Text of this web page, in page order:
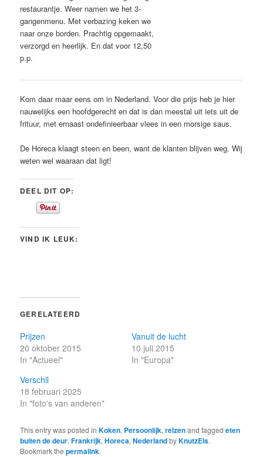
restaurantje. Weer namen we het 3-
gangenmenu. Met verbazing keken we
naar onze borden. Prachtig opgemaakt,
verzorgd en heerlijk. En dat voor 12,50
p.p.
Kom daar maar eens om in Nederland. Voor die prijs heb je hier
nauwelijks een hoofdgerecht en dat is dan meestal uit iets uit de
frituur, met ernaast ondefinieerbaar vlees in een morsige saus.
De Horeca klaagt steen en been, want de klanten blijven weg. Wij
weten wel waaraan dat ligt!
DEEL DIT OP:
VIND IK LEUK:
GERELATEERD
Prijzen
20 oktober 2015
In "Actueel"
Vanuit de lucht
10 juli 2015
In "Europa"
Verschil
18 februari 2025
In "foto's van anderen"
This entry was posted inKoken, Persoonlijk,reizenand taggedeten
buiten de deur,Frankrijk,Horeca,NederlandbyKnutzEls.
Bookmark thepermalink.